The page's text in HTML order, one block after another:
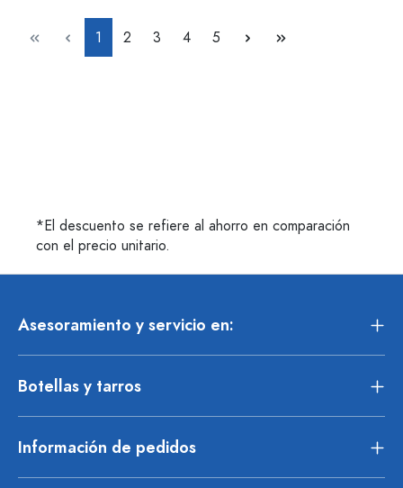
Página
1 Página
2 Página
3 Página
4 Página
5
*El descuento se refiere al ahorro en comparación
con el precio unitario.
Asesoramiento y servicio en:
Botellas y tarros
Información de pedidos